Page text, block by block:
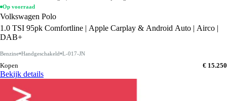
Op voorraad
Volkswagen Polo
1.0 TSI 95pk Comfortline | Apple Carplay & Android Auto | Airco |
DAB+
Benzine Handgeschakeld L-017-JN
Kopen € 15.250
Bekijk details